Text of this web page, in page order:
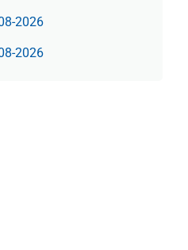
2026
2026